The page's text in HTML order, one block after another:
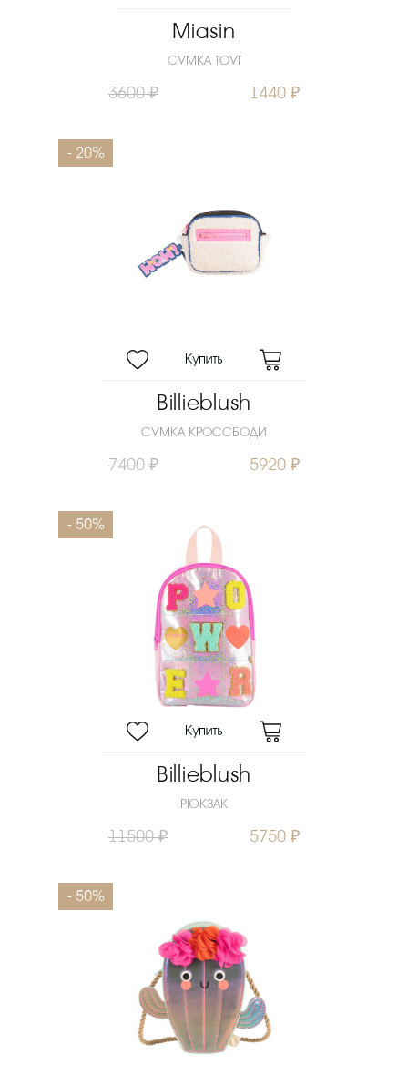
Miasin
СУМКА ТОУТ
3600 ₽ 1440 ₽
- 20%
Billieblush
СУМКА КРОССБОДИ
7400 ₽ 5920 ₽
- 50%
Billieblush
РЮКЗАК
11500 ₽ 5750 ₽
- 50%